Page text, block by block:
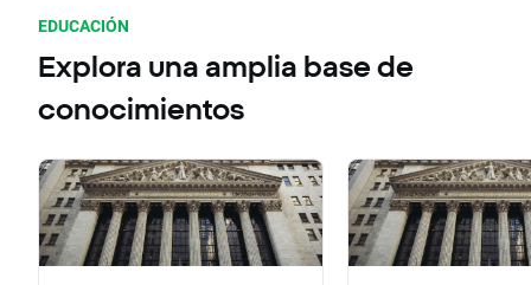
EDUCACIÓN
Explora una amplia base de
conocimientos